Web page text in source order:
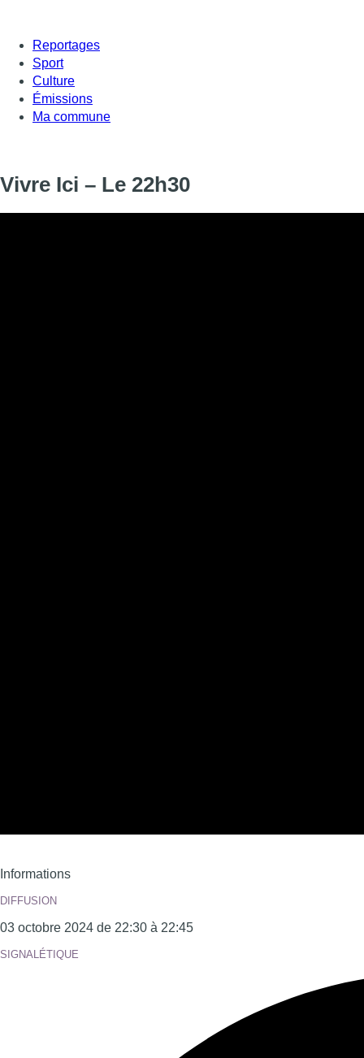
Reportages
Sport
Culture
Émissions
Ma commune
Vivre Ici – Le 22h30
Informations
DIFFUSION
03 octobre 2024 de 22:30 à 22:45
SIGNALÉTIQUE